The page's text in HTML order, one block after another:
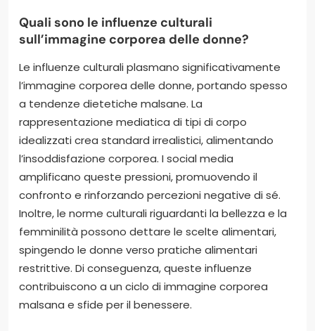
Quali sono le influenze culturali
sull’immagine corporea delle donne?
Le influenze culturali plasmano significativamente
l’immagine corporea delle donne, portando spesso
a tendenze dietetiche malsane. La
rappresentazione mediatica di tipi di corpo
idealizzati crea standard irrealistici, alimentando
l’insoddisfazione corporea. I social media
amplificano queste pressioni, promuovendo il
confronto e rinforzando percezioni negative di sé.
Inoltre, le norme culturali riguardanti la bellezza e la
femminilità possono dettare le scelte alimentari,
spingendo le donne verso pratiche alimentari
restrittive. Di conseguenza, queste influenze
contribuiscono a un ciclo di immagine corporea
malsana e sfide per il benessere.